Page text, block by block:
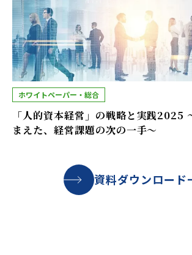
ホワイトペーパー・総合
「人的資本経営」の戦略と実践2025
まえた、経営課題の次の一手～
資料ダウンロード